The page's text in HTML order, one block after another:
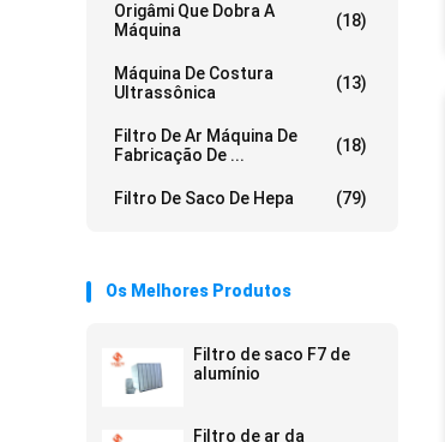
Origâmi Que Dobra A
Máquina
(18)
Máquina De Costura
Ultrassônica
(13)
Filtro De Ar Máquina De
Fabricação De ...
(18)
Filtro De Saco De Hepa (79)
Os Melhores Produtos
Filtro de saco F7 de
alumínio
Filtro de ar da